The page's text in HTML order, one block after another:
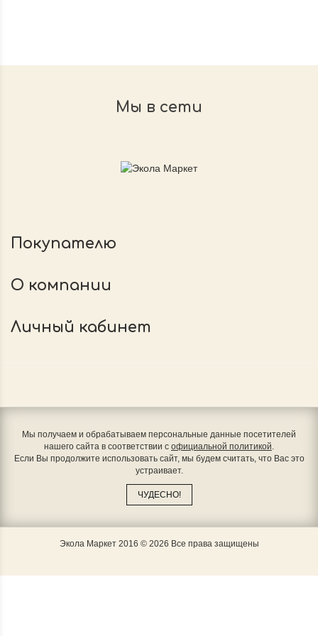
Мы в сети
Покупателю
О компании
Личный кабинет
Мы получаем и обрабатываем персональные данные посетителей
нашего сайта в соответствии с официальной политикой
Если Вы продолжите использовать сайт, мы будем считать, что Вас это
устраивает.
ЧУДЕСНО!
Экола Маркет 2016 © 2026 Все права защищены